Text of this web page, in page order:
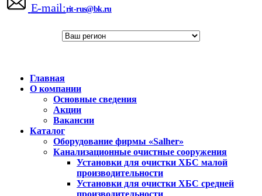
E-mail:rit-rus@bk.ru
Главная
О компании
Основные сведения
Акции
Вакансии
Каталог
Оборудование фирмы «Salher»
Канализационные очистные сооружения
Установки для очистки ХБС малой
производительности
Установки для очистки ХБС средней
производительности